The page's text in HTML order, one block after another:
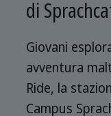
di
Giovani
avventura
Ride, la
Campus